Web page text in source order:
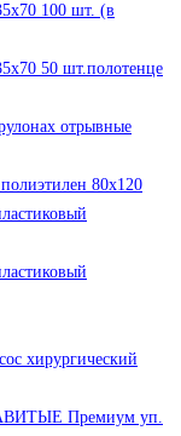
100 шт. (в
50 шт.полотенце
отрывные
80х120
хирургический
Премиум уп.